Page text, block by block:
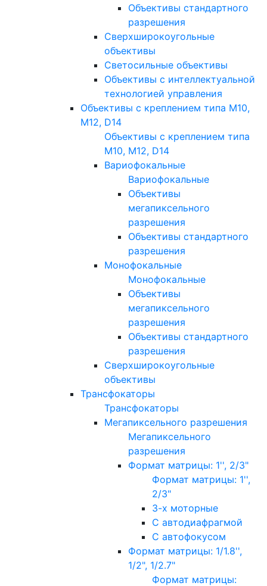
Объективы стандартного
разрешения
Сверхширокоугольные
объективы
Светосильные объективы
Объективы с интеллектуальной
технологией управления
Объективы с креплением типа M10,
M12, D14
Объективы с креплением типа
M10, M12, D14
Вариофокальные
Вариофокальные
Объективы
мегапиксельного
разрешения
Объективы стандартного
разрешения
Монофокальные
Монофокальные
Объективы
мегапиксельного
разрешения
Объективы стандартного
разрешения
Сверхширокоугольные
объективы
Трансфокаторы
Трансфокаторы
Мегапиксельного разрешения
Мегапиксельного
разрешения
Формат матрицы: 1'', 2/3"
Формат матрицы: 1'',
2/3"
3-х моторные
С автодиафрагмой
С автофокусом
Формат матрицы: 1/1.8'',
1/2", 1/2.7"
Формат матрицы: